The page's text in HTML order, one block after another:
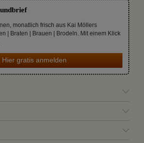
monatlich frisch aus Kai Möllers
| Braten | Brauen | Brodeln. Mit einem Klick
Hier gratis anmelden